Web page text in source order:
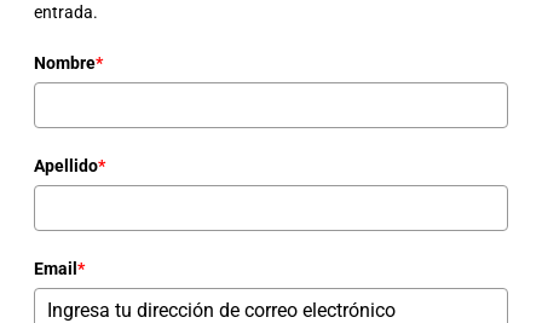
entrada.
Nombre*
Apellido*
Email *